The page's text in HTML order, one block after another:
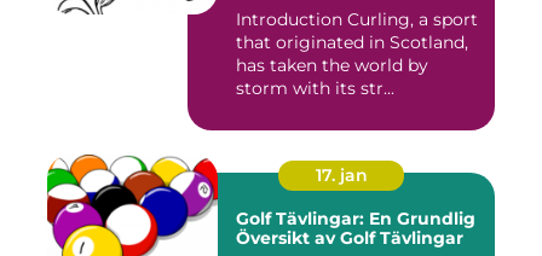
Introduction Curling, a sport
that originated in Scotland,
has taken the world by
storm with its str...
17. jan
Golf Tävlingar: En Grundlig
Översikt av Golf Tävlingar